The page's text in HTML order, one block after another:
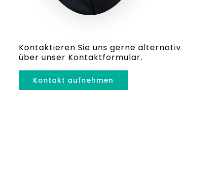
Kontaktieren Sie uns gerne alternativ
über unser Kontaktformular.
Kontakt aufnehmen